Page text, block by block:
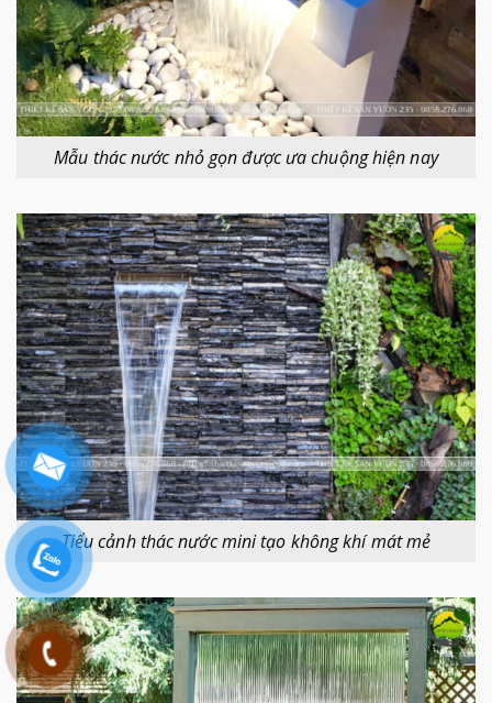
Mẫu thác nước nhỏ gọn được ưa chuộng hiện nay
Tiểu cảnh thác nước mini tạo không khí mát mẻ